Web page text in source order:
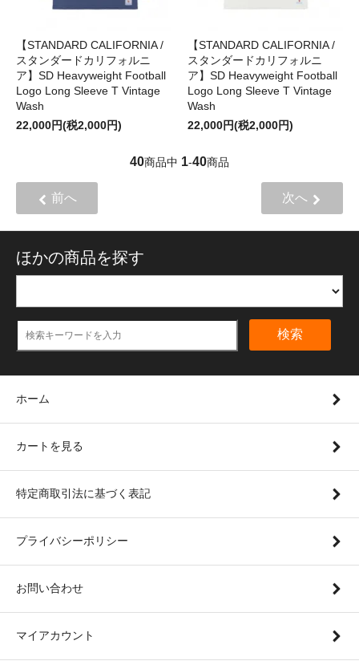
【STANDARD CALIFORNIA /
スタンダードカリフォルニ
ア】SD Heavyweight Football
Logo Long Sleeve T Vintage
Wash
22,000円(税2,000円)
【STANDARD CALIFORNIA /
スタンダードカリフォルニ
ア】SD Heavyweight Football
Logo Long Sleeve T Vintage
Wash
22,000円(税2,000円)
40商品中 1-40商品
前へ 次へ
ほかの商品を探す
検索
ホーム
カートを見る
特定商取引法に基づく表記
プライバシーポリシー
お問い合わせ
マイアカウント